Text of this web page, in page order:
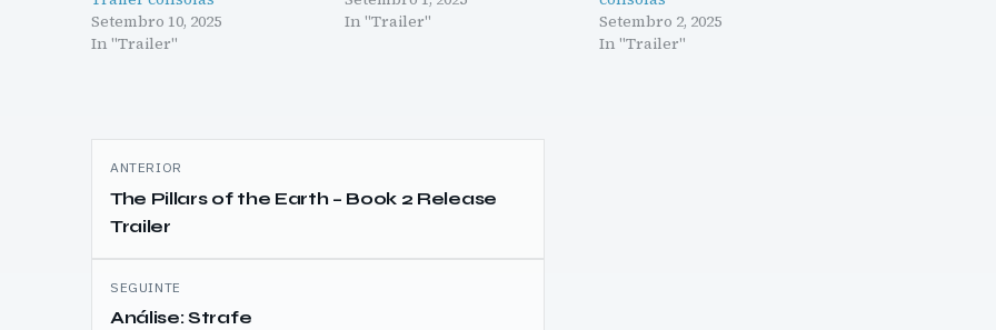
Setembro 10, 2025
In "Trailer"
In "Trailer"
Setembro 2, 2025
In "Trailer"
Navegação
de
artigos
ANTERIOR
The Pillars of the Earth – Book 2 Release
Trailer
SEGUINTE
Análise: Strafe